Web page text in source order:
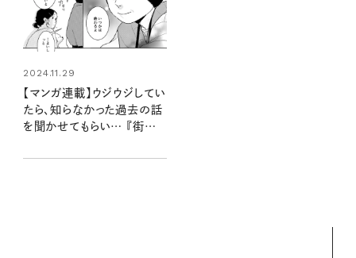
2024.11.29
【マンガ連載】ウジウジしてい
たら、知らなかった過去の話
を聞かせてもらい… 『街角ワ